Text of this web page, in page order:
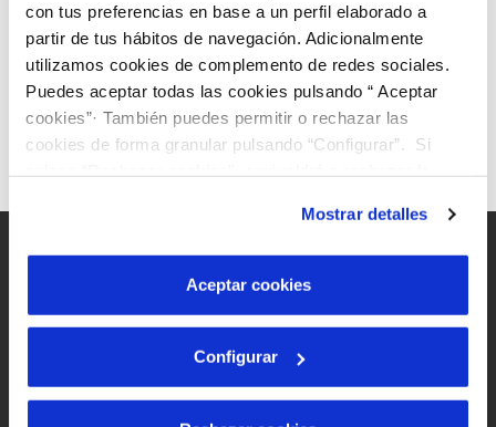
con tus preferencias en base a un perfil elaborado a
partir de tus hábitos de navegación. Adicionalmente
utilizamos cookies de complemento de redes sociales.
Puedes aceptar todas las cookies pulsando “ Aceptar
cookies”· También puedes permitir o rechazar las
cookies de forma granular pulsando “Configurar”. Si
son indispensables para que el sitio web funcione y que
por tanto no se pueden desactivar. Puedes consultar
más información en nuestraPolítica de Cookies
Mostrar detalles
Aceptar cookies
Configurar
Formulari d'autorització per a gestions generals.
Formulari d'autorització per a gestions de
contractació.
Mapa Web
Avís legal i privacitat de la web
Política de cookies